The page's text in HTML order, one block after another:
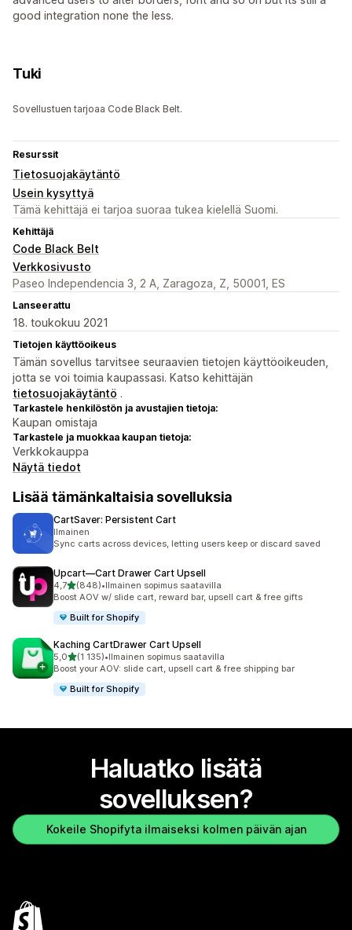
good integration none the less.
Tuki
Sovellustuen tarjoaa Code Black Belt.
Resurssit
Tietosuojakäytäntö
Usein kysyttyä
Tämä kehittäjä ei tarjoa suoraa tukea kielellä Suomi.
Kehittäjä
Code Black Belt
Verkkosivusto
Paseo Independencia 3, 2 A, Zaragoza, Z, 50001, ES
Lanseerattu
18. toukokuu 2021
Tietojen käyttöoikeus
Tämän sovellus tarvitsee seuraavien tietojen käyttöoikeuden,
jotta se voi toimia kaupassasi. Katso kehittäjän
tietosuojakäytäntö .
Tarkastele henkilöstön ja avustajien tietoja:
Kaupan omistaja
Tarkastele ja muokkaa kaupan tietoja:
Verkkokauppa
Näytä tiedot
Lisää tämänkaltaisia sovelluksia
CartSaver: Persistent Cart
Ilmainen
Sync carts across devices, letting users keep or discard saved
Upcart—Cart Drawer Cart Upsell
4,7/ 5 tähteä
(848)
848 arvostelua yhteensä
•Ilmainen sopimus saatavilla
Boost AOV w/ slide cart, reward bar, upsell cart & free gifts
Built for Shopify
Kaching CartDrawer Cart Upsell
5,0/ 5 tähteä
(1 135)
1135 arvostelua yhteensä
•Ilmainen sopimus saatavilla
Boost your AOV: slide cart, upsell cart & free shipping bar
Built for Shopify
Haluatko lisätä
sovelluksen?
Kokeile Shopifyta ilmaiseksi kolmen päivän ajan